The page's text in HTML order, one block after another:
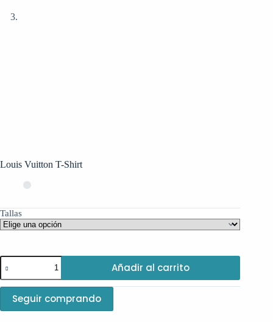
Louis Vuitton T-Shirt
Tallas
Añadir al carrito
Seguir comprando